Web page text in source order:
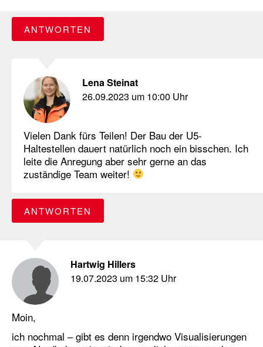
ANTWORTEN
Lena Steinat
26.09.2023 um 10:00 Uhr
Vielen Dank fürs Teilen! Der Bau der U5-
Haltestellen dauert natürlich noch ein bisschen. Ich
leite die Anregung aber sehr gerne an das
zuständige Team weiter!
ANTWORTEN
Hartwig Hillers
19.07.2023 um 15:32 Uhr
Moin,
ich nochmal – gibt es denn irgendwo Visualisierungen